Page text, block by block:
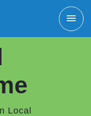
menu
Local